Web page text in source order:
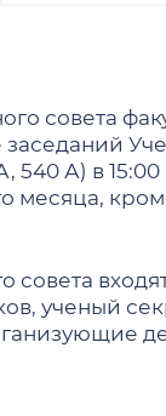
совета
заседаний
540 А) в
месяца,
совета
ученый